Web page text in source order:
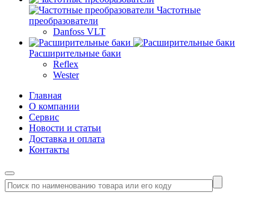
Частотные
преобразователи
Danfoss VLT
Расширительные баки
Reflex
Wester
Главная
О компании
Сервис
Новости и статьи
Доставка и оплата
Контакты